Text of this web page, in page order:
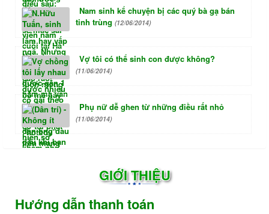
Nam sinh kể chuyện bị các quý bà gạ bán
tinh trùng (12/06/2014)
Vợ tôi có thể sinh con được không?
(11/06/2014)
Phụ nữ dễ ghen từ những điều rất nhỏ
(11/06/2014)
GIỚI THIỆU
Hướng dẫn thanh toán